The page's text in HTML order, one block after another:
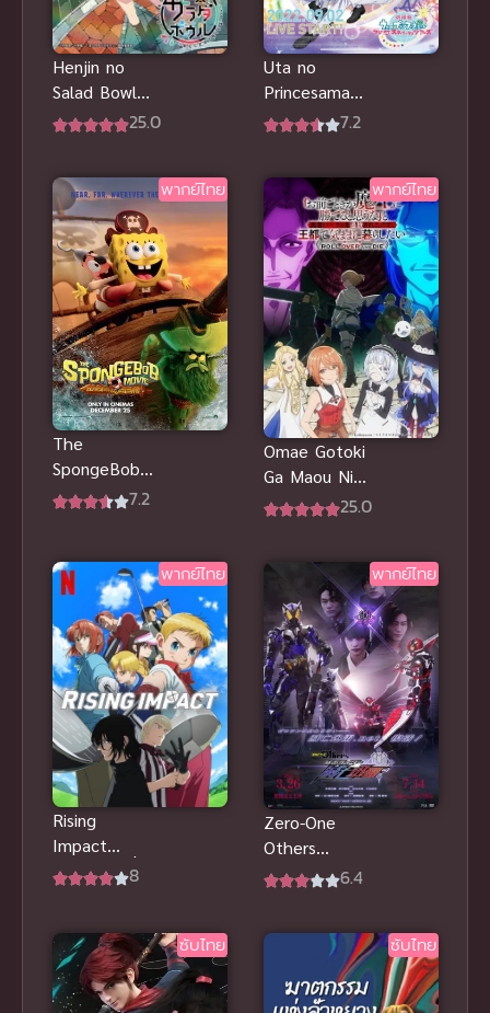
Henjin no
Salad Bowl
สลัดรวมมิตร25.0
Uta no
Princesama
Maji LOVE
ดอลชายเสียงดี
7.2
พากย์ไทย
The
SpongeBobb
Movie Search
(2025) พากย์
ไทย
7.2
พากย์ไทย
Omae Gotoki
Ga Maou Ni
Kateru To25.0
พากย์ไทย
Rising
Impact
(2024) ไรซิ่ง
8
พากย์ไทย
Zero-One
Others
Kamen Rider
6.4
ซับไทย ซับไทย